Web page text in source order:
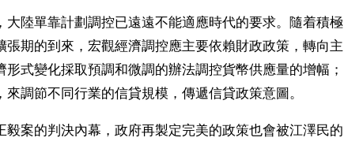
陸單靠計劃調控已遠遠不能適應時代的要求。隨着積極
張期的到來，宏觀經濟調控應主要依賴財政政策，轉向主
式變化採取預調和微調的辦法調控貨幣供應量的增幅；
調節不同行業的信貸規模，傳遞信貸政策意圖。
案的判決內幕，政府再製定完美的政策也會被江澤民的